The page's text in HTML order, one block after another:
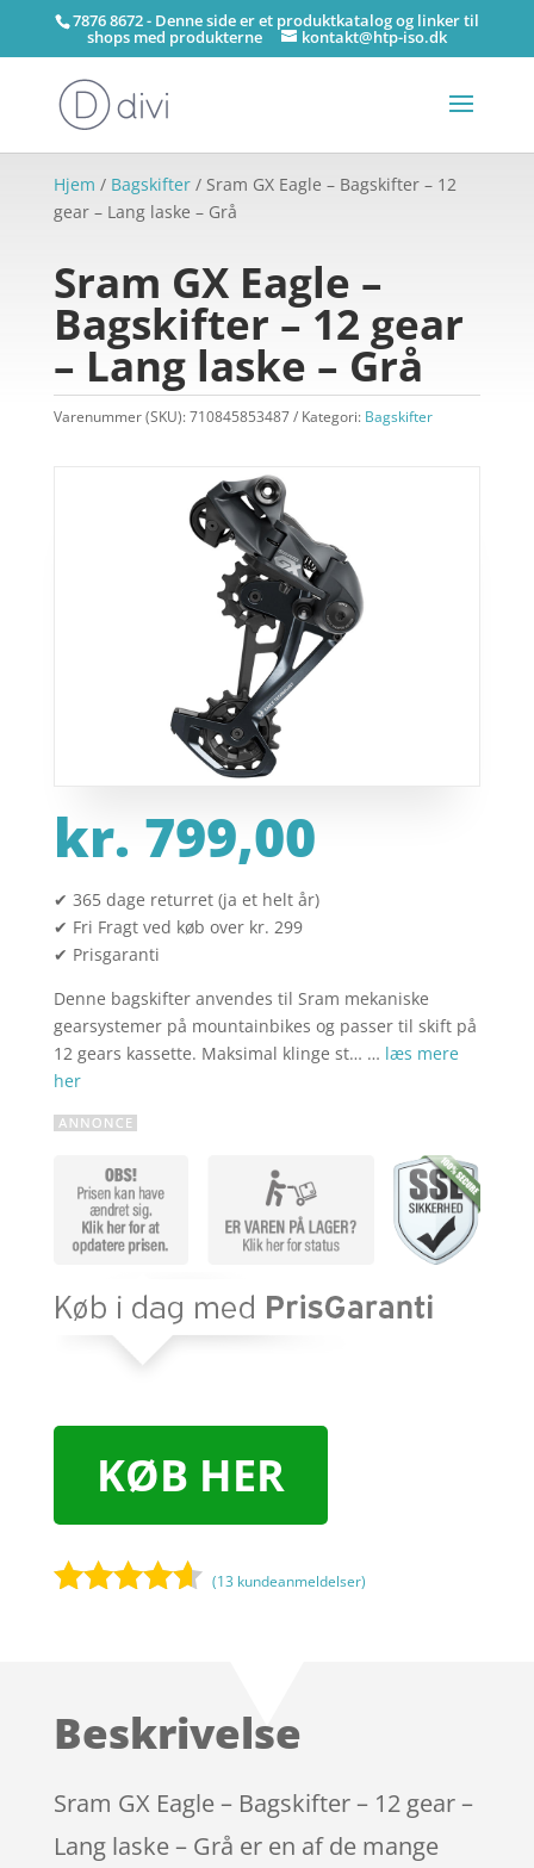
7876 8672 - Denne side er et produktkatalog og linker til
shops med produkterne kontakt@htp-iso.dk
Hjem / Bagskifter/ Sram GX Eagle – Bagskifter – 12
gear – Lang laske – Grå
Sram GX Eagle –
Bagskifter – 12 gear
– Lang laske – Grå
Varenummer (SKU):710845853487 Kategori: Bagskifter
kr. 799,00
✔ 365 dage returret (ja et helt år)
✔ Fri Fragt ved køb over kr. 299
✔ Prisgaranti
Denne bagskifter anvendes til Sram mekaniske
gearsystemer på mountainbikes og passer til skift på
12 gears kassette. Maksimal klinge st… … læs mere
her
KØB HER
på
mmelser
(13 kundeanmeldelser)
Beskrivelse
Sram GX Eagle – Bagskifter – 12 gear –
Lang laske – Grå er en af de mange